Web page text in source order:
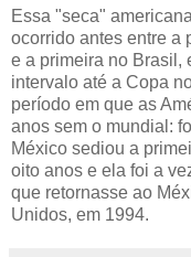
Essa "seca"
ocorrido antes entre a
e a primeira no Brasil,
intervalo até a Copa
período em que as
anos sem o mundial:
México sediou a
oito anos e ela foi a
que retornasse ao
Unidos, em 1994.